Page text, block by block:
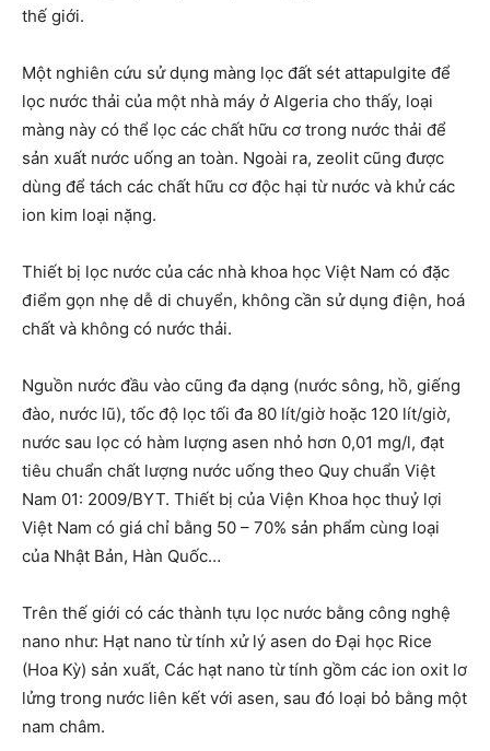
thế giới.
Một nghiên cứu sử dụng màng lọc đất sét attapulgite để
lọc nước thải của một nhà máy ở Algeria cho thấy, loại
màng này có thể lọc các chất hữu cơ trong nước thải để
sản xuất nước uống an toàn. Ngoài ra, zeolit cũng được
dùng để tách các chất hữu cơ độc hại từ nước và khử các
ion kim loại nặng.
Thiết bị lọc nước của các nhà khoa học Việt Nam có đặc
điểm gọn nhẹ dễ di chuyển, không cần sử dụng điện, hoá
chất và không có nước thải.
Nguồn nước đầu vào cũng đa dạng (nước sông, hồ, giếng
đào, nước lũ), tốc độ lọc tối đa 80 lít/giờ hoặc 120 lít/giờ,
nước sau lọc có hàm lượng asen nhỏ hơn 0,01 mg/l, đạt
tiêu chuẩn chất lượng nước uống theo Quy chuẩn Việt
Nam 01: 2009/BYT. Thiết bị của Viện Khoa học thuỷ lợi
Việt Nam có giá chỉ bằng 50 – 70% sản phẩm cùng loại
của Nhật Bản, Hàn Quốc…
Trên thế giới có các thành tựu lọc nước bằng công nghệ
nano như: Hạt nano từ tính xử lý asen do Đại học Rice
(Hoa Kỳ) sản xuất, Các hạt nano từ tính gồm các ion oxit lơ
lửng trong nước liên kết với asen, sau đó loại bỏ bằng một
nam châm.